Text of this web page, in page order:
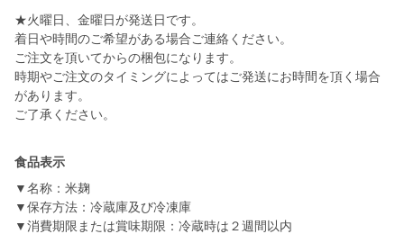
★火曜日、金曜日が発送日です。
着日や時間のご希望がある場合ご連絡ください。
ご注文を頂いてからの梱包になります。
時期やご注文のタイミングによってはご発送にお時間を頂く場合
があります。
ご了承ください。
食品表示
▼名称：米麹
▼保存方法：冷蔵庫及び冷凍庫
▼消費期限または賞味期限：冷蔵時は２週間以内